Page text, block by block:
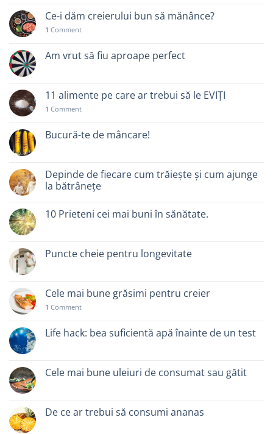
Ce-i dăm creierului bun să mănânce?
1 Comment
Am vrut să fiu aproape perfect
11 alimente pe care ar trebui să le EVIȚI
1 Comment
Bucură-te de mâncare!
Depinde de fiecare cum trăiește și cum ajunge
la bătrânețe
10 Prieteni cei mai buni în sănătate.
Puncte cheie pentru longevitate
Cele mai bune grăsimi pentru creier
1 Comment
Life hack: bea suficientă apă înainte de un test
Cele mai bune uleiuri de consumat sau gătit
De ce ar trebui să consumi ananas